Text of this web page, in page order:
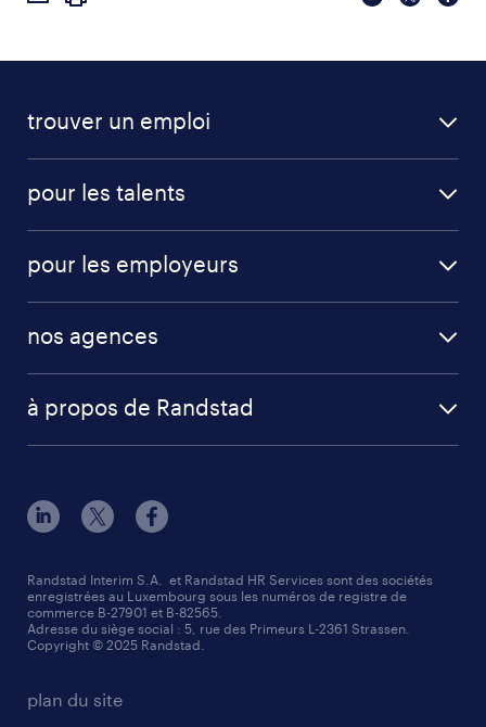
trouver un emploi
pour les talents
pour les employeurs
nos agences
à propos de Randstad
plan du site
Randstad Interim S.A. et Randstad HR Services sont des sociétés
enregistrées au Luxembourg sous les numéros de registre de
commerce B-27901 et B-82565.
Adresse du siège social : 5, rue des Primeurs L-2361 Strassen.
Copyright © 2025 Randstad.